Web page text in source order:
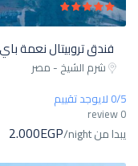
فندق تروبيتال نعمة
شرم الشيخ - مصر
0/5 لايوجد تقييم
0 review
يبدا من 2.000EGP/night